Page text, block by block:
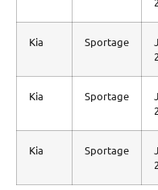
Kia Sportage
Kia Sportage
Kia Sportage